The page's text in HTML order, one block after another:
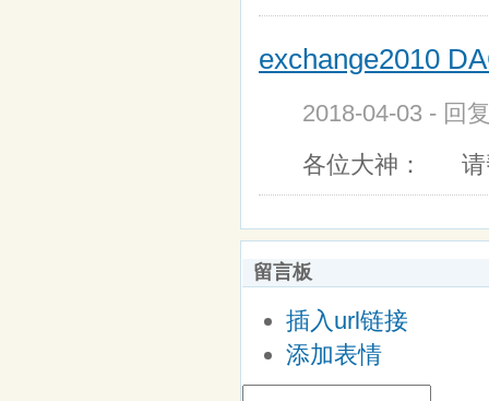
exchange2010
2018-04-03 - 回
各位大神： 请
留言板
插入url链接
添加表情